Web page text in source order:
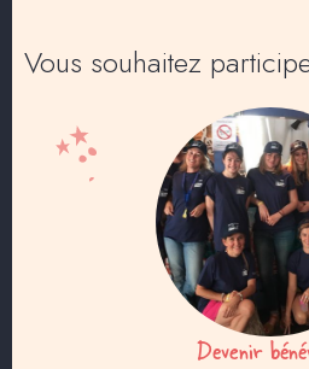
Vous souhaitez
Devenir